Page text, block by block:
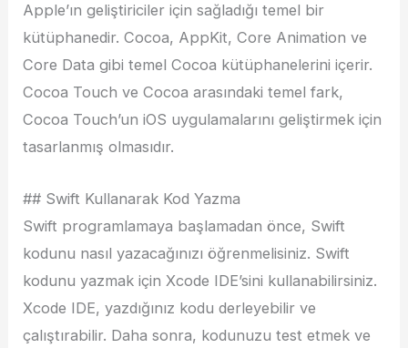
Apple’ın geliştiriciler için sağladığı temel bir
kütüphanedir. Cocoa, AppKit, Core Animation ve
Core Data gibi temel Cocoa kütüphanelerini içerir.
Cocoa Touch ve Cocoa arasındaki temel fark,
Cocoa Touch’un iOS uygulamalarını geliştirmek için
tasarlanmış olmasıdır.
## Swift Kullanarak Kod Yazma
Swift programlamaya başlamadan önce, Swift
kodunu nasıl yazacağınızı öğrenmelisiniz. Swift
kodunu yazmak için Xcode IDE’sini kullanabilirsiniz.
Xcode IDE, yazdığınız kodu derleyebilir ve
çalıştırabilir. Daha sonra, kodunuzu test etmek ve